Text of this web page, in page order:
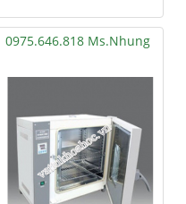
0975.646.818 Ms.Nhung